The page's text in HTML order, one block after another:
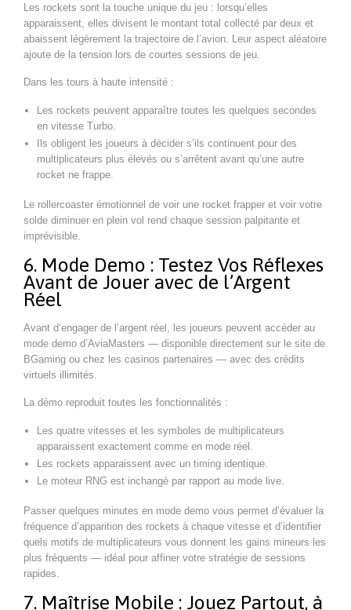
Les rockets sont la touche unique du jeu : lorsqu’elles
apparaissent, elles divisent le montant total collecté par deux et
abaissent légèrement la trajectoire de l’avion. Leur aspect aléatoire
ajoute de la tension lors de courtes sessions de jeu.
Dans les tours à haute intensité :
Les rockets peuvent apparaître toutes les quelques secondes
en vitesse Turbo.
Ils obligent les joueurs à décider s’ils continuent pour des
multiplicateurs plus élevés ou s’arrêtent avant qu’une autre
rocket ne frappe.
Le rollercoaster émotionnel de voir une rocket frapper et voir votre
solde diminuer en plein vol rend chaque session palpitante et
imprévisible.
6. Mode Demo : Testez Vos Réflexes
Avant de Jouer avec de l’Argent
Réel
Avant d’engager de l’argent réel, les joueurs peuvent accéder au
mode demo d’AviaMasters — disponible directement sur le site de
BGaming ou chez les casinos partenaires — avec des crédits
virtuels illimités.
La démo reproduit toutes les fonctionnalités :
Les quatre vitesses et les symboles de multiplicateurs
apparaissent exactement comme en mode réel.
Les rockets apparaissent avec un timing identique.
Le moteur RNG est inchangé par rapport au mode live.
Passer quelques minutes en mode demo vous permet d’évaluer la
fréquence d’apparition des rockets à chaque vitesse et d’identifier
quels motifs de multiplicateurs vous donnent les gains mineurs les
plus fréquents — idéal pour affiner votre stratégie de sessions
rapides.
7. Maîtrise Mobile : Jouez Partout, à